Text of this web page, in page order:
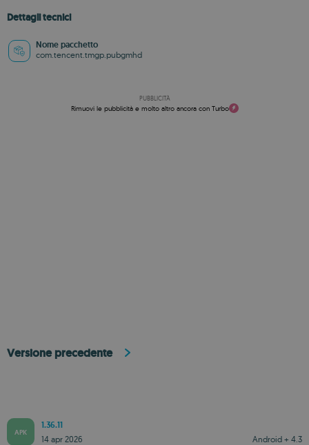
Dettagli tecnici
Nome pacchetto
com.tencent.tmgp.pubgmhd
PUBBLICITÀ
Rimuovi le pubblicità e molto altro ancora con Turbo
Versione precedente
APK
1.36.11
Android + 4.3
14 apr 2026